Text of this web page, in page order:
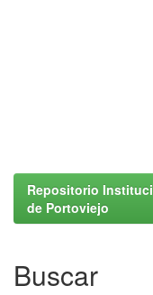
Repositorio
de Portoviejo
Buscar